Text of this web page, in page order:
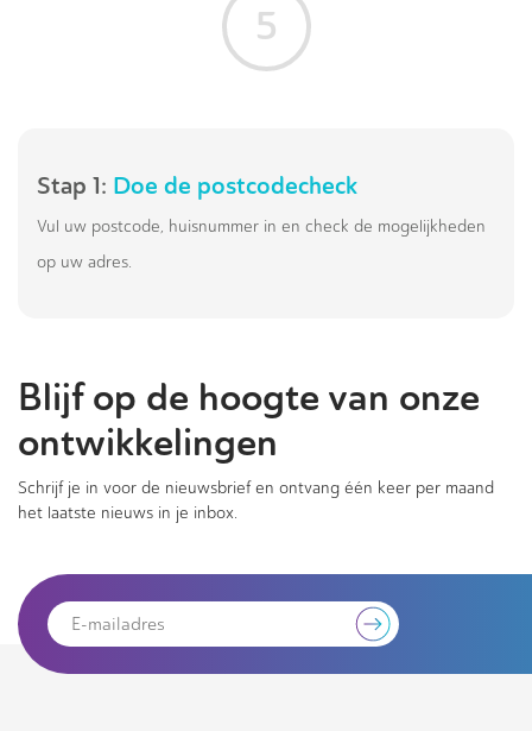
5
Stap 1: Doe de postcodecheck
Vul uw postcode, huisnummer in en check de mogelijkheden
op uw adres.
Blijf op de hoogte van onze
ontwikkelingen
Schrijf je in voor de nieuwsbrief en ontvang één keer per maand
het laatste nieuws in je inbox.